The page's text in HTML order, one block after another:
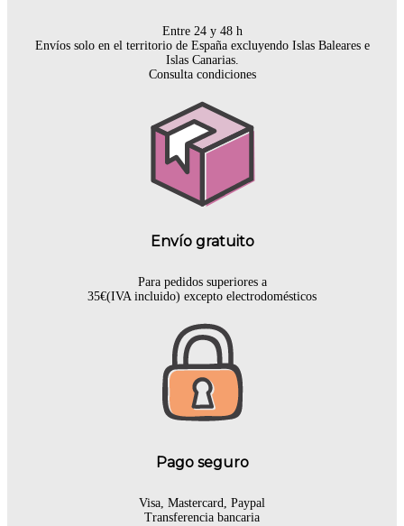
Entre 24 y 48 h
Envíos solo en el territorio de España excluyendo Islas Baleares e
Islas Canarias.
Consulta condiciones
Envío gratuito
Para pedidos superiores a
35€(IVA incluido) excepto electrodomésticos
Pago seguro
Visa, Mastercard, Paypal
Transferencia bancaria